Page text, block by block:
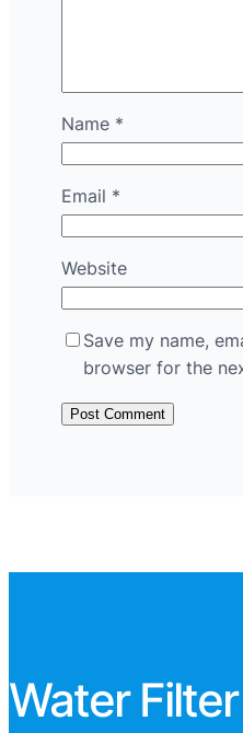
Name *
Email *
Website
Save my name,
browser for the
Water Filter